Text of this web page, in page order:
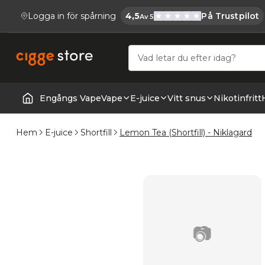
Logga in för spårning
Cigge.se Har
4,5Av 5 På Trustpilot
Köp E-cigg, E-juice, Snus & Vape
Startsida | Vapes
Engångs VapeVape E-juice Vitt snus Nikotinfritt
Hem E-juice Shortfill Lemon Tea (Shortfill) - Niklagard
📷